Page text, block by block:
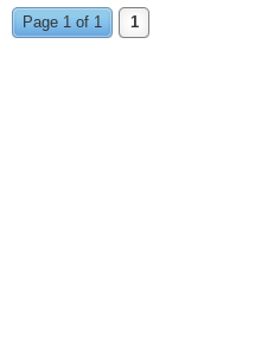
Page 1 of 1 1